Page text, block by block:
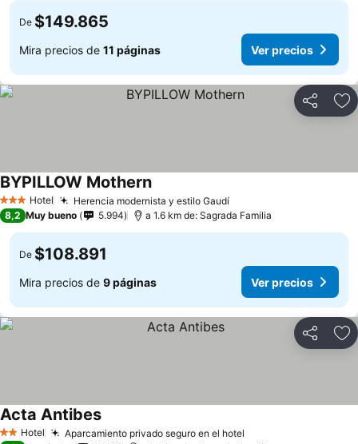
De $149.865
Mira precios de 11 páginas Ver precios
Compartir
3 Estrellas
Hotel Herencia modernista y estilo GaudíVer precios
BYPILLOW MothernVer precios
8,2 Muy bueno 5.994 a 1.6 km de: Sagrada Familia
De $108.891
Mira precios de 9 páginas Ver precios
Compartir
2 Estrellas
Hotel Aparcamiento privado seguro en el hotel
Acta AntibesVer precios